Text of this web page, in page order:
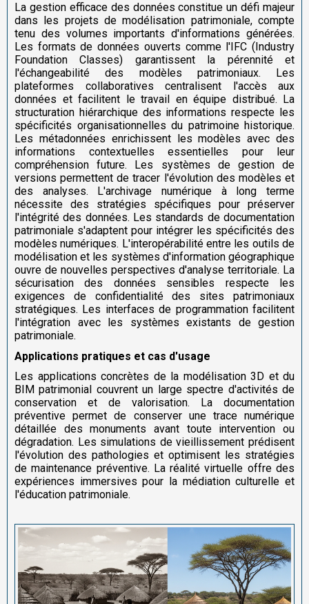
La gestion efficace des données constitue un défi majeur
dans les projets de modélisation patrimoniale, compte
tenu des volumes importants d'informations générées.
Les formats de données ouverts comme l'IFC (Industry
Foundation Classes) garantissent la pérennité et
l'échangeabilité des modèles patrimoniaux. Les
plateformes collaboratives centralisent l'accès aux
données et facilitent le travail en équipe distribué. La
structuration hiérarchique des informations respecte les
spécificités organisationnelles du patrimoine historique.
Les métadonnées enrichissent les modèles avec des
informations contextuelles essentielles pour leur
compréhension future. Les systèmes de gestion de
versions permettent de tracer l'évolution des modèles et
des analyses. L'archivage numérique à long terme
nécessite des stratégies spécifiques pour préserver
l'intégrité des données. Les standards de documentation
patrimoniale s'adaptent pour intégrer les spécificités des
modèles numériques. L'interopérabilité entre les outils de
modélisation et les systèmes d'information géographique
ouvre de nouvelles perspectives d'analyse territoriale. La
sécurisation des données sensibles respecte les
exigences de confidentialité des sites patrimoniaux
stratégiques. Les interfaces de programmation facilitent
l'intégration avec les systèmes existants de gestion
patrimoniale.
Applications pratiques et cas d'usage
Les applications concrètes de la modélisation 3D et du
BIM patrimonial couvrent un large spectre d'activités de
conservation et de valorisation. La documentation
préventive permet de conserver une trace numérique
détaillée des monuments avant toute intervention ou
dégradation. Les simulations de vieillissement prédisent
l'évolution des pathologies et optimisent les stratégies
de maintenance préventive. La réalité virtuelle offre des
expériences immersives pour la médiation culturelle et
l'éducation patrimoniale.